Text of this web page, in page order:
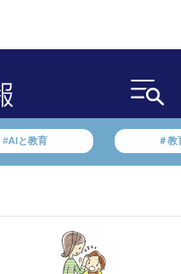
#AIと教育 ＃教